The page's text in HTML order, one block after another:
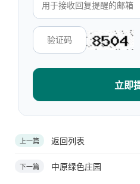
立即
上一篇 返回列表
下一篇 中原绿色庄园